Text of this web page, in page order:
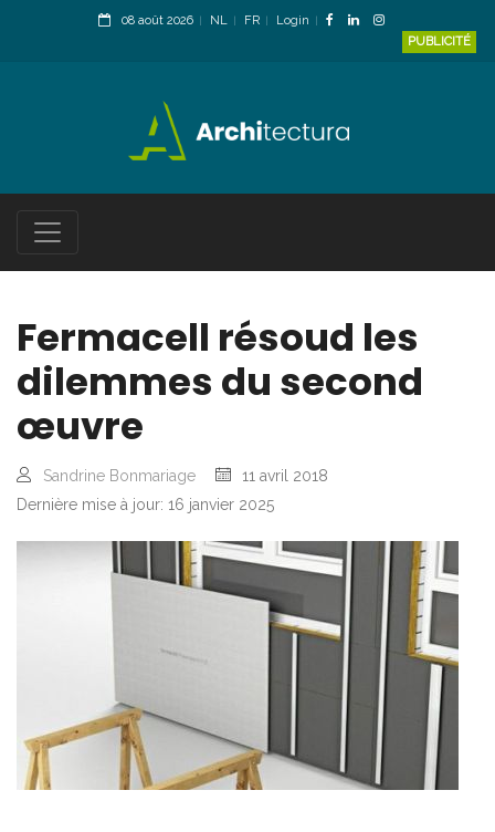
08 août 2026 NL FR
Login
PUBLICITÉ
Fermacell résoud les
dilemmes du second
œuvre
Sandrine Bonmariage
11 avril 2018
Dernière mise à jour: 16 janvier 2025